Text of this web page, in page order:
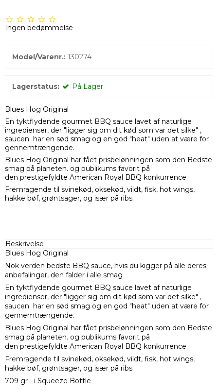
Ingen bedømmelse
Model/Varenr.: 130274
Lagerstatus: På Lager
Blues Hog Original
En tyktflydende gourmet BBQ sauce lavet af naturlige
ingredienser, der "ligger sig om dit kød som var det silke" ,
saucen har en sød smag og en god "heat" uden at være for
gennemtrængende.
Blues Hog Original har fået prisbelønningen som den Bedste
smag på planeten. og publikums favorit på
den prestigefyldte American Royal BBQ konkurrence.
Fremragende til svinekød, oksekød, vildt, fisk, hot wings,
hakke bøf, grøntsager, og især på ribs.
Beskrivelse
Blues Hog Original
Nok verden bedste BBQ sauce, hvis du kigger på alle deres
anbefalinger, den falder i alle smag
En tyktflydende gourmet BBQ sauce lavet af naturlige
ingredienser, der "ligger sig om dit kød som var det silke" ,
saucen har en sød smag og en god "heat" uden at være for
gennemtrængende.
Blues Hog Original har fået prisbelønningen som den Bedste
smag på planeten. og publikums favorit på
den prestigefyldte American Royal BBQ konkurrence.
Fremragende til svinekød, oksekød, vildt, fisk, hot wings,
hakke bøf, grøntsager, og især på ribs.
709 gr - i Squeeze Bottle